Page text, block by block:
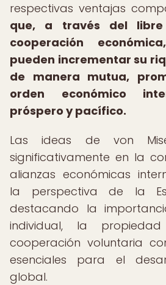
respectivas ventajas
que, a través del
cooperación
pueden incrementar su
de manera mutua,
orden económico
próspero y pacífico.
Las ideas de von
significativamente en la
alianzas económicas
la perspectiva de la
destacando la
individual, la
cooperación voluntaria
esenciales para el
global.